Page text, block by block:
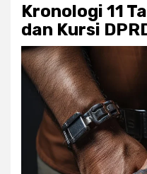
Kronologi 11
dan Kursi